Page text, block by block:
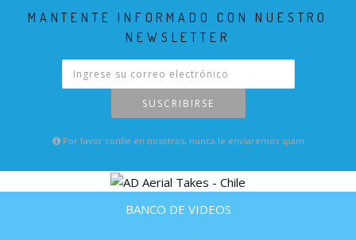
MANTENTE INFORMADO CON NUESTRO
NEWSLETTER
SUSCRIBIRSE
Por favor confie en nosotros, nunca le enviaremos spam
BANCO DE VIDEOS